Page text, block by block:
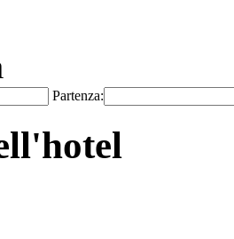
Partenza: